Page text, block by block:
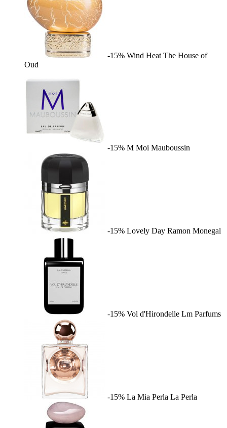
-15% Wind Heat The House of
Oud
-15% M Moi Mauboussin
-15% Lovely Day Ramon Monegal
-15% Vol d'Hirondelle Lm Parfums
-15% La Mia Perla La Perla